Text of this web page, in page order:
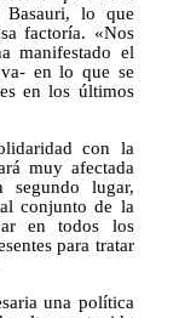
Basauri, lo que
factoría. «Nos
manifestado el
en lo que se
en los últimos
con la
muy afectada
segundo lugar,
conjunto de la
en todos los
para tratar
una política